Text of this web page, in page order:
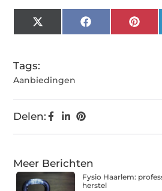
X
(Twitter)
Facebook
Tags:
Aanbiedingen
Delen:
Meer Berichten
Fysio Haarlem:
herstel